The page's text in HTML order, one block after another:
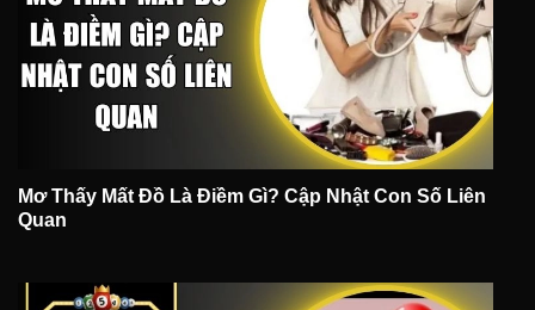
Mơ Thấy Mất Đồ Là Điềm Gì? Cập Nhật Con Số Liên
Quan